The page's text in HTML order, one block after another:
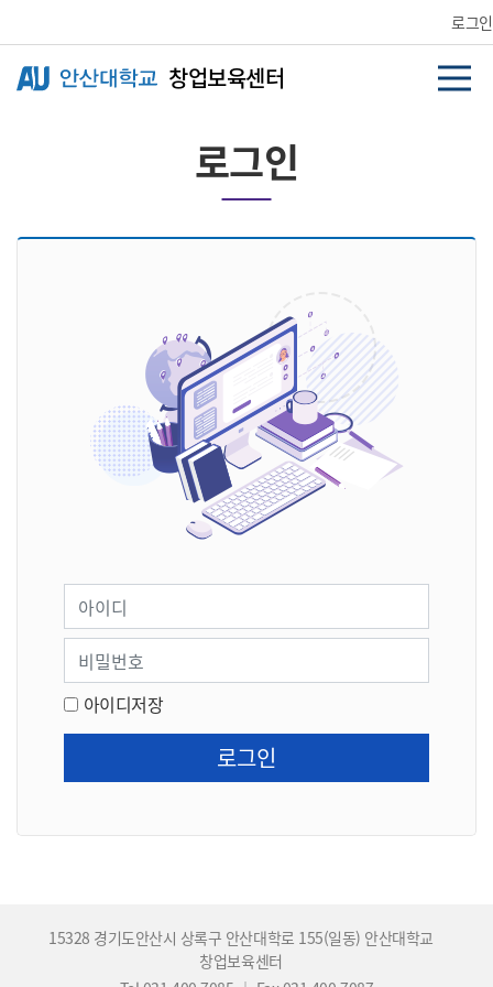
Skip Menu 로그인
창업보육센터
로그인
아이디
비밀번호
아이디저장
15328 경기도안산시 상록구 안산대학로 155(일동) 안산대학교
창업보육센터